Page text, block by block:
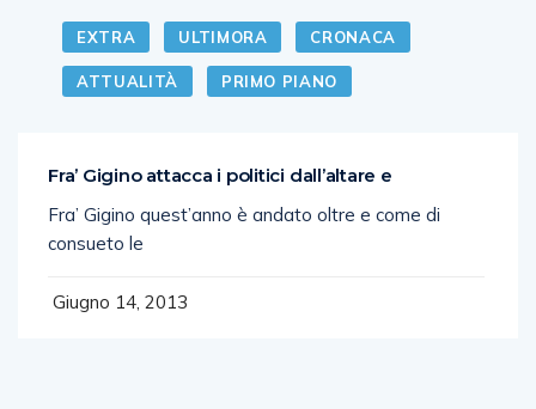
EXTRA ULTIMORA CRONACA
ATTUALITÀ PRIMO PIANO
Fra’ Gigino attacca i politici dall’altare e
Fra’ Gigino quest’anno è andato oltre e come di
consueto le
Giugno 14, 2013